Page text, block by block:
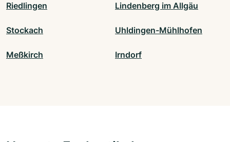
Riedlingen Lindenberg im Allgäu
Stockach Uhldingen-Mühlhofen
Meßkirch Irndorf